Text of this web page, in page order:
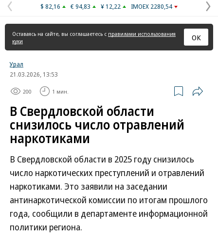
Предыдущая
страница
$ 82,16 € 94,83 ¥ 12,22 IMOEX 2280,54
Оставаясь на сайте, вы соглашаетесь с правилами использования
куки
ОК
Урал
21.03.2026, 13:53
200 1 мин.
В Свердловской области
снизилось число отравлений
наркотиками
В Свердловской области в 2025 году снизилось
число наркотических преступлений и отравлений
наркотиками. Это заявили на заседании
антинаркотической комиссии по итогам прошлого
года, сообщили в департаменте информационной
политики региона.